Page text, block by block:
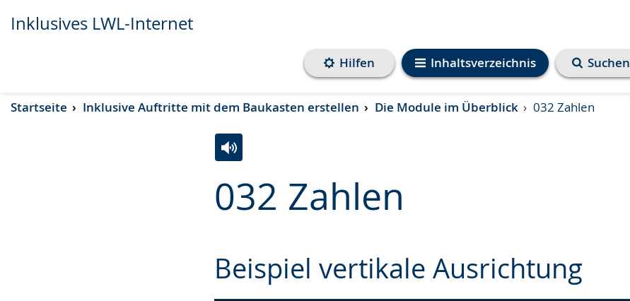
Transkript anzeigen
Abspielen
Pausieren
Inklusives LWL-Internet
Inhaltsverzeichnis
Hilfen Suchen
Startseite Inklusive Auftritte mit dem Baukasten erstellen Die Module im Überblick 032 Zahlen
032 Zahlen
Leichten
Sprache
Audio-
Unterstützung.
Video
in
wird
Beispiel vertikale Ausrichtung